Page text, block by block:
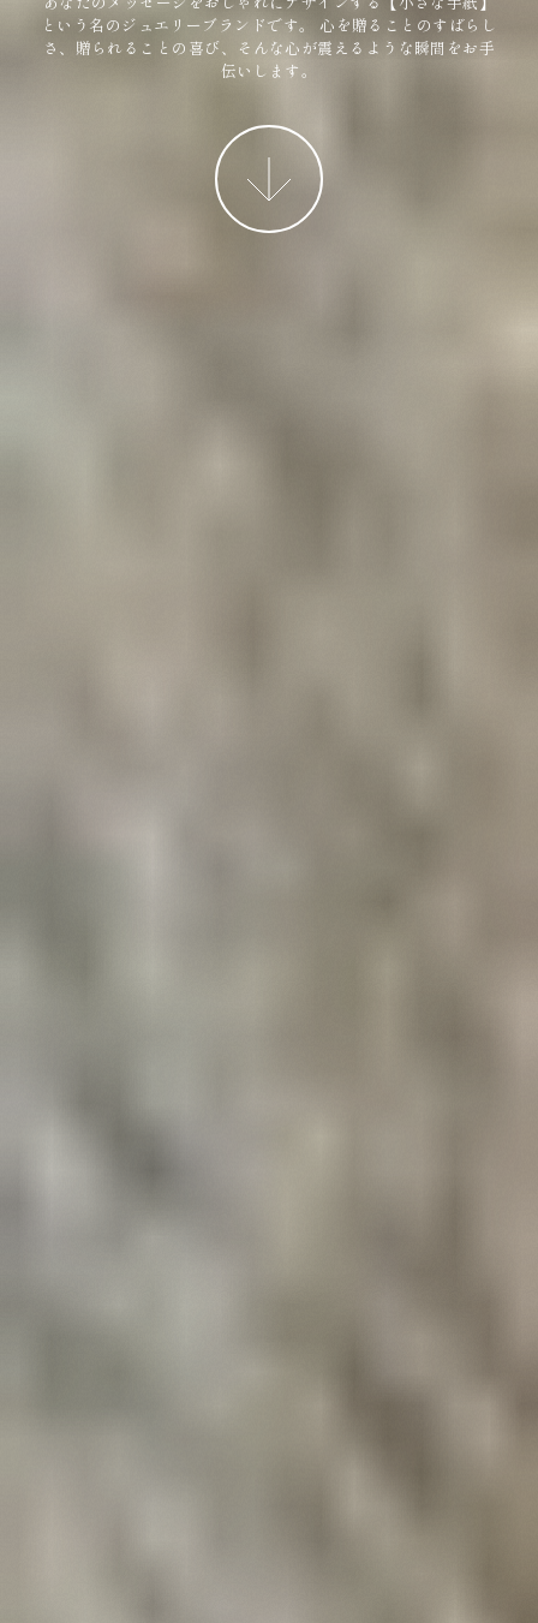
という名のジュエリーブランドです。
心を贈ることのすばらし
さ、贈られることの喜び、そんな心が震えるような瞬間をお手
伝いします。